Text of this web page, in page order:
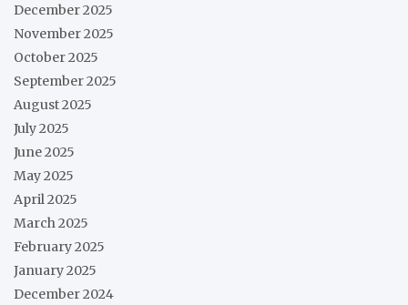
December 2025
November 2025
October 2025
September 2025
August 2025
July 2025
June 2025
May 2025
April 2025
March 2025
February 2025
January 2025
December 2024